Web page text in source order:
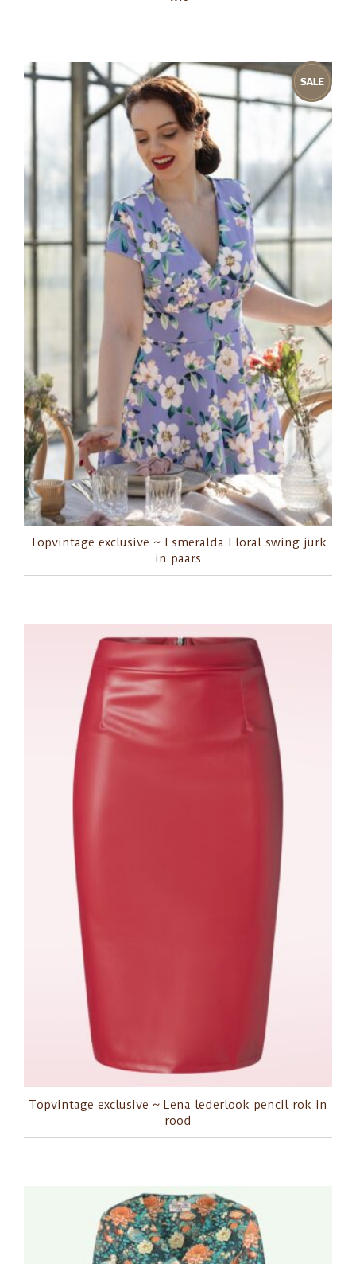
Topvintage exclusive ~ Esmeralda Floral swing jurk
in paars
Topvintage exclusive ~ Lena lederlook pencil rok in
rood